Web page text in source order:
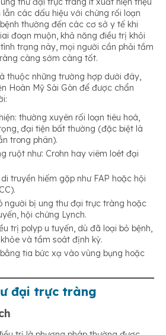
các dấu hiệu với chứng rối loạn
thường đến các cơ sở y tế khi
đoạn muộn, khả năng điều trị khỏi
trạng này, mọi người cần phải tầm
càng sớm càng tốt.
thuộc những trường hợp dưới đây,
Hoàn Mỹ Sài Gòn để được chẩn
thường xuyên rối loạn tiêu hoá,
đại tiện bất thường (đặc biệt là
trong phân).
ruột như: Crohn hay viêm loét đại
truyền hiếm gặp như FAP hoặc hội
người bị ung thư đại trực tràng hoặc
hội chứng Lynch.
trị polyp u tuyến, dù đã loại bỏ bệnh,
và tầm soát định kỳ.
tia bức xạ vào vùng bụng hoặc
đại trực tràng